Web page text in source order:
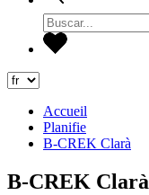
Accueil
Planifie
B-CREK Clarà
B-CREK Clarà